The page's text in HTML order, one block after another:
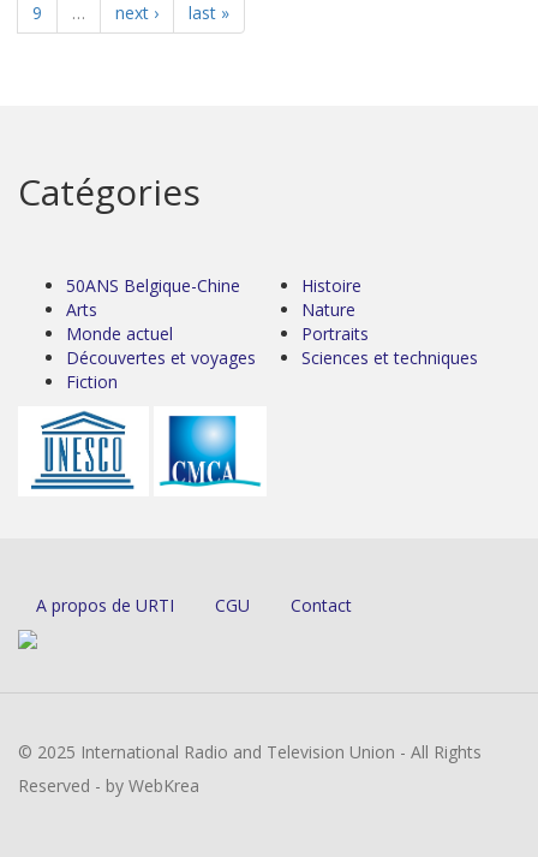
9
… next › last »
Catégories
50ANS Belgique-Chine
Arts
Monde actuel
Découvertes et voyages
Fiction
Histoire
Nature
Portraits
Sciences et techniques
A propos de URTI CGU Contact
© 2025 International Radio and Television Union - All Rights
Reserved - by WebKrea